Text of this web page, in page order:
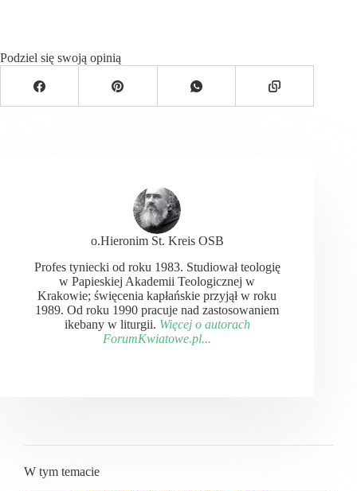
Podziel się swoją opinią
o.Hieronim St. Kreis OSB
Profes tyniecki od roku 1983. Studiował teologię
w Papieskiej Akademii Teologicznej w
Krakowie; święcenia kapłańskie przyjął w roku
1989. Od roku 1990 pracuje nad zastosowaniem
ikebany w liturgii. Więcej o autorach
ForumKwiatowe.pl...
W tym temacie